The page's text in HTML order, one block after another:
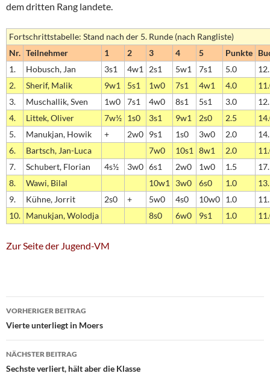
dem dritten Rang landete.
Fortschrittstabelle: Stand nach der 5. Runde (nach Rangliste)
Nr. Teilnehmer 1 2 3 4 5 Punkte
1.
Hobusch, Jan 3s1 4w1 2s1 5w1 7s1 5.0
2.
Sherif, Malik 9w1 5s1 1w0 7s1 4w1 4.0
3.
Muschallik, Sven 1w0 7s1 4w0 8s1 5s1 3.0
4.
Littek, Oliver 7w½ 1s0 3s1 9w1 2s0 2.5
5.
Manukjan, Howik + 2w0 9s1 1s0 3w0 2.0
6.
Bartsch, Jan-Luca 7w0 10s1 8w1 2.0
7.
Schubert, Florian 4s½ 3w0 6s1 2w0 1w0 1.5
8.
Wawi, Bilal 10w1 3w0 6s0 1.0
9.
Kühne, Jorrit 2s0 + 5w0 4s0 10w0 1.0
10. Manukjan, Wolodja 8s0 6w0 9s1 1.0
Zur Seite der Jugend-VM
Beitragsnavigation
VORHERIGER BEITRAG
Vierte unterliegt in Moers
NÄCHSTER BEITRAG
Sechste verliert, hält aber die Klasse